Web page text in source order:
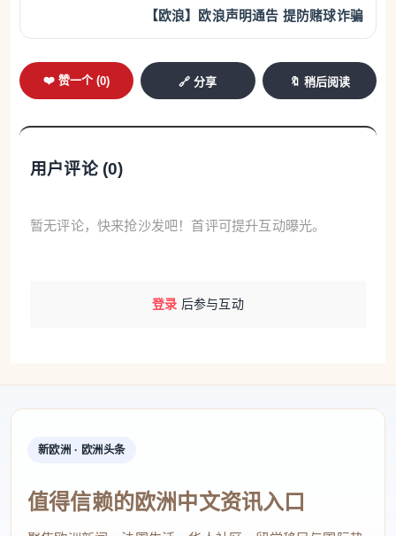
【欧浪】欧浪声明通告 提防赌球诈骗
❤️ 赞一个 (0) 🔗 分享 🔖 稍后阅读
用户评论 (0)
暂无评论，快来抢沙发吧！首评可提升互动曝光。
登录 后参与互动
新欧洲 · 欧洲头条
值得信赖的欧洲中文资讯入口